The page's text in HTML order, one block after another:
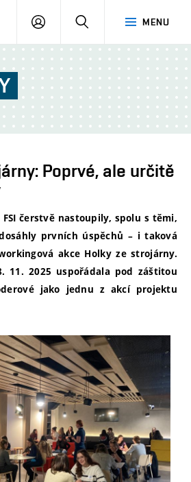
MENU
PŘIHLÁŠENÍ
Poprvé, ale určitě
čerstvě nastoupily, spolu s těmi,
prvních úspěchů – i taková
akce Holky ze strojárny.
11. 2025 uspořádala pod záštitou
jako jednu z akcí projektu